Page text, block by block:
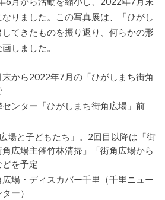
りました。この写真展は、「ひがし
てきたものを振り返り、何らかの形
しました。
から2022年7月の「ひがしまち街角
ンター「ひがしまち街角広場」前
場と子どもたち」。2回目以降は「街
広場主催竹林清掃」「街角広場から
を予定
場・ディスカバー千里（千里ニュー
ー）